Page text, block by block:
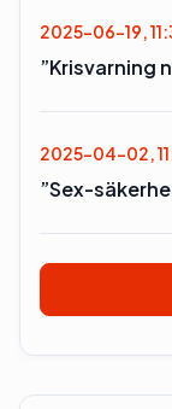
2025-06-19,
”Krisvarning
2025-04-02,
”Sex-